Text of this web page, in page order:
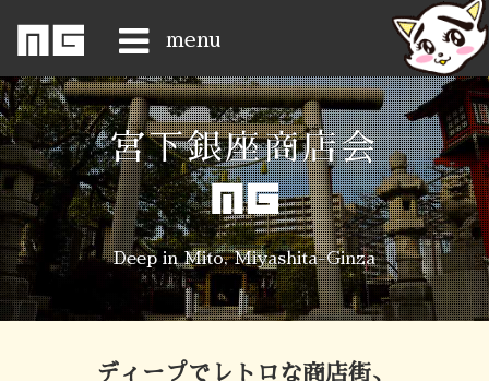
menu
Home
News
ShopList
Access
History
宮下銀座商店会
Deep in Mito, Miyashita-Ginza
ディープでレトロな商店街、